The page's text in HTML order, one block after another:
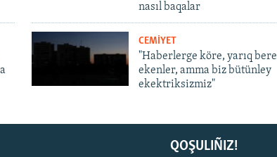
nasıl baqalar
CEMİYET
"Haberlerge köre, yarıq bere
ekenler, amma biz bütünley
ekektriksizmiz"
QOŞULIÑIZ!